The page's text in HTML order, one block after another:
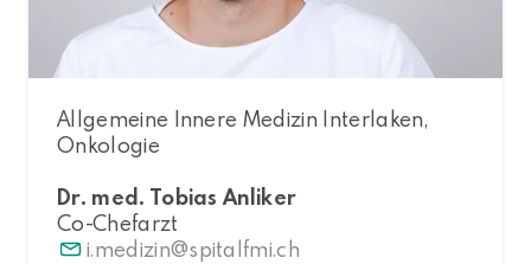
Allgemeine Innere Medizin Interlaken,
Onkologie
Dr. med. Tobias Anliker
Co-Chefarzt
i.medizin
spitalfmi.ch